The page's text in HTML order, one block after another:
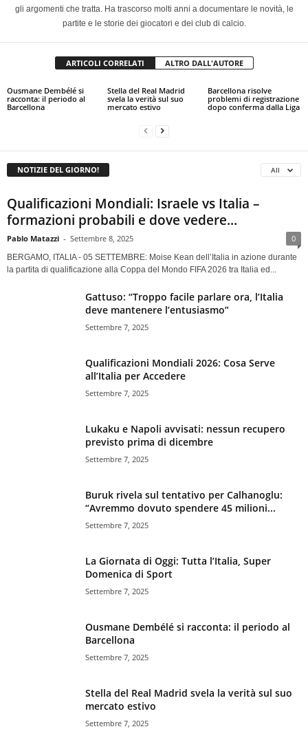
gli argomenti che tratta. Ha trascorso molti anni a documentare le novità, le
partite e le storie dei giocatori e dei club di calcio.
ARTICOLI CORRELATI ALTRO DALL'AUTORE
Ousmane Dembélé si
racconta: il periodo al
Barcellona
Stella del Real Madrid
svela la verità sul suo
mercato estivo
Barcellona risolve
problemi di registrazione
dopo conferma dalla Liga
NOTIZIE DEL GIORNO! All
Qualificazioni Mondiali: Israele vs Italia –
formazioni probabili e dove vedere...
Pablo Matazzi - Settembre 8, 2025 0
BERGAMO, ITALIA - 05 SETTEMBRE: Moise Kean dell’Italia in azione durante
la partita di qualificazione alla Coppa del Mondo FIFA 2026 tra Italia ed...
Gattuso: “Troppo facile parlare ora, l’Italia
deve mantenere l’entusiasmo”
Settembre 7, 2025
Qualificazioni Mondiali 2026: Cosa Serve
all’Italia per Accedere
Settembre 7, 2025
Lukaku e Napoli avvisati: nessun recupero
previsto prima di dicembre
Settembre 7, 2025
Buruk rivela sul tentativo per Calhanoglu:
“Avremmo dovuto spendere 45 milioni...
Settembre 7, 2025
La Giornata di Oggi: Tutta l’Italia, Super
Domenica di Sport
Settembre 7, 2025
Ousmane Dembélé si racconta: il periodo al
Barcellona
Settembre 7, 2025
Stella del Real Madrid svela la verità sul suo
mercato estivo
Settembre 7, 2025